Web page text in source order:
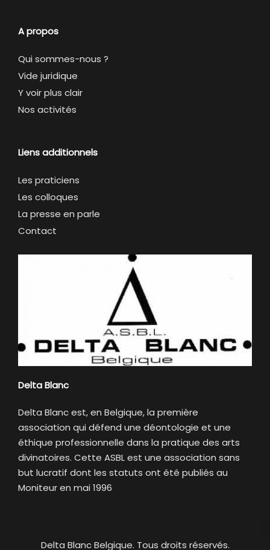
A propos
Qui sommes-nous ?
Vide juridique
Y voir plus clair
Nos activités
Liens additionnels
Les praticiens
Les colloques
La presse en parle
Contact
Delta Blanc
Delta Blanc est, en Belgique, la première
association qui défend une déontologie et une
éthique professionnelle dans la pratique des arts
divinatoires. Cette ASBL est une association sans
but lucratif dont les statuts ont été publiés au
Moniteur en mai 1996
Delta Blanc Belgique. Tous droits réservés.